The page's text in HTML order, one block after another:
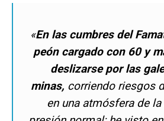
«En las cumbres del
peón cargado con 60 y
deslizarse por las
minas, corriendo riesgos
en una atmósfera de